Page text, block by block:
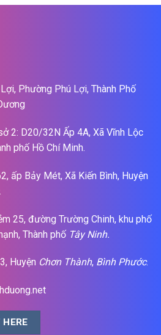
Phường Phú Lợi, Thành Phố
2: D20/32N Ấp 4A, Xã Vĩnh Lộc
phố Hồ Chí Minh.
ấp Bảy Mét, Xã Kiến Bình, Huyện
.
25, đường Trường Chinh, khu phố
Thành phố Tây Ninh.
Huyện Chơn Thành, Bình Phước.